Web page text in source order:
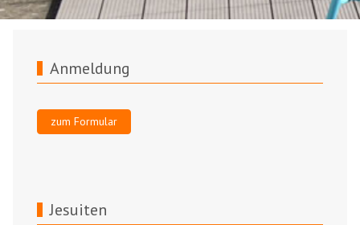
Anmeldung
zum Formular
Jesuiten